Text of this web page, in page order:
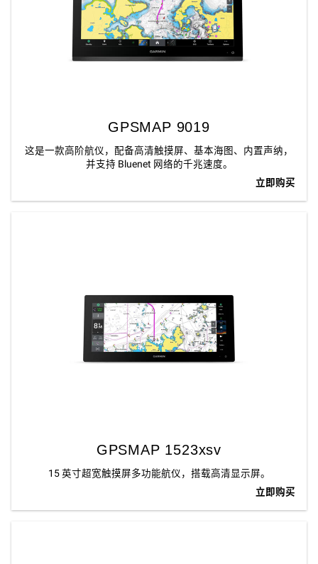
GPSMAP 9019
这是一款高阶航仪，配备高清触摸屏、基本海图、内置声纳，
并支持 Bluenet 网络的千兆速度。
立即购买
GPSMAP 1523xsv
15 英寸超宽触摸屏多功能航仪，搭载高清显示屏。
立即购买